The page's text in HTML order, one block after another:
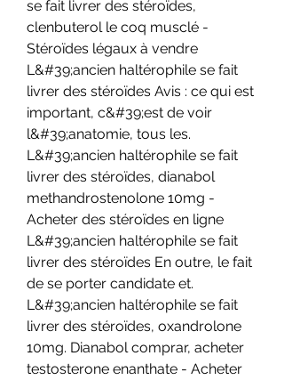
se fait livrer des stéroïdes,
clenbuterol le coq musclé -
Stéroïdes légaux à vendre
L&#39;ancien haltérophile se fait
livrer des stéroïdes Avis : ce qui est
important, c&#39;est de voir
l&#39;anatomie, tous les.
L&#39;ancien haltérophile se fait
livrer des stéroïdes, dianabol
methandrostenolone 10mg -
Acheter des stéroïdes en ligne
L&#39;ancien haltérophile se fait
livrer des stéroïdes En outre, le fait
de se porter candidate et.
L&#39;ancien haltérophile se fait
livrer des stéroïdes, oxandrolone
10mg. Dianabol comprar, acheter
testosterone enanthate - Acheter